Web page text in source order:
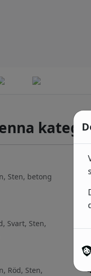
Sten, betong
Svart, Sten,
Röd, Sten,